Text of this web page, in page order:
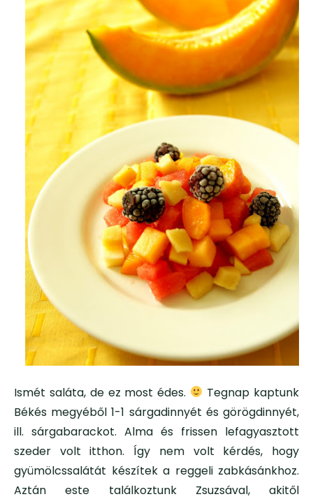
Ismét saláta, de ez most édes.
Tegnap kaptunk
Békés megyéből 1-1 sárgadinnyét és görögdinnyét,
ill. sárgabarackot. Alma és frissen lefagyasztott
szeder volt itthon. Így nem volt kérdés, hogy
gyümölcssalátát készítek a reggeli zabkásánkhoz.
Aztán este találkoztunk Zsuzsával, akitől